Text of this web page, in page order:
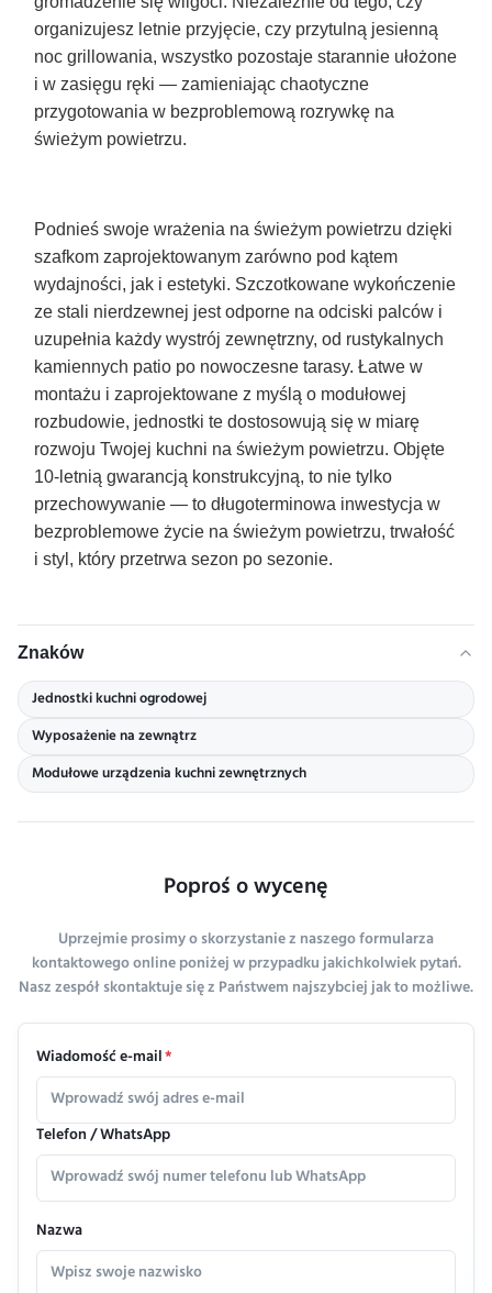
organizujesz letnie przyjęcie, czy przytulną jesienną
noc grillowania, wszystko pozostaje starannie ułożone
i w zasięgu ręki — zamieniając chaotyczne
przygotowania w bezproblemową rozrywkę na
świeżym powietrzu.
Podnieś swoje wrażenia na świeżym powietrzu dzięki
szafkom zaprojektowanym zarówno pod kątem
wydajności, jak i estetyki. Szczotkowane wykończenie
ze stali nierdzewnej jest odporne na odciski palców i
uzupełnia każdy wystrój zewnętrzny, od rustykalnych
kamiennych patio po nowoczesne tarasy. Łatwe w
montażu i zaprojektowane z myślą o modułowej
rozbudowie, jednostki te dostosowują się w miarę
rozwoju Twojej kuchni na świeżym powietrzu. Objęte
10-letnią gwarancją konstrukcyjną, to nie tylko
przechowywanie — to długoterminowa inwestycja w
bezproblemowe życie na świeżym powietrzu, trwałość
i styl, który przetrwa sezon po sezonie.
Znaków
Jednostki kuchni ogrodowej
Wyposażenie na zewnątrz
Modułowe urządzenia kuchni zewnętrznych
Poproś o wycenę
Uprzejmie prosimy o skorzystanie z naszego formularza
kontaktowego online poniżej w przypadku jakichkolwiek pytań.
Nasz zespół skontaktuje się z Państwem najszybciej jak to możliwe.
Wiadomość e-mail*
Telefon / WhatsApp
Nazwa